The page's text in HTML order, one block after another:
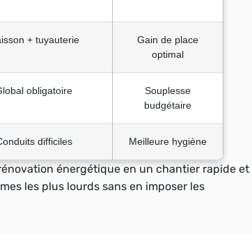
+ tuyauterie
Gain de place
optimal
obligatoire
Souplesse
budgétaire
difficiles Meilleure hygiène
énergétique en un chantier rapide et
les plus lourds sans en imposer les